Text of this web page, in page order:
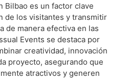
La Mejor
Para El
De Su
Feria En
Bilbao es un factor clave
de los visitantes y transmitir
de manera efectiva en las
Events se destaca por
creatividad, innovación
proyecto, asegurando que
atractivos y generen